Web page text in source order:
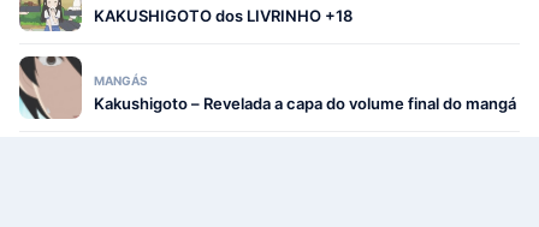
KAKUSHIGOTO dos LIVRINHO +18
MANGÁS
Kakushigoto – Revelada a capa do volume final do mangá